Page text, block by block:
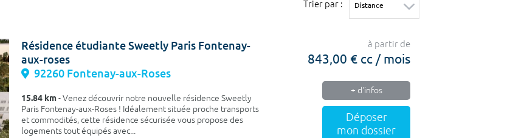
Trier par :
Résidence étudiante Sweetly Paris Fontenay-
aux-roses
92260 Fontenay-aux-Roses
15.84 km- Venez découvrir notre nouvelle résidence Sweetly
Paris Fontenay-aux-Roses ! Idéalement située proche transports
et commodités, cette résidence sécurisée vous propose des
logements tout équipés avec...
à partir de
843,00 € cc / mois
+ d'infos
Déposer
mon dossier